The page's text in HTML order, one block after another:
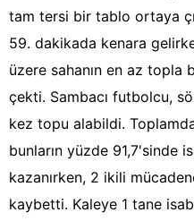
tam tersi bir tablo ortaya
59. dakikada kenara
üzere sahanın en az topla
çekti. Sambacı futbolcu,
kez topu alabildi.
bunların yüzde 91,7'sinde
kazanırken, 2 ikili
kaybetti. Kaleye 1 tane